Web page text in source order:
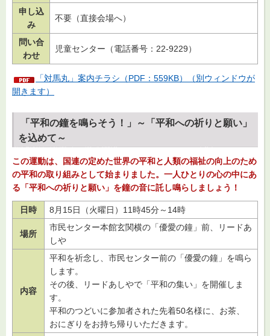
申し込
み
不要（直接会場へ）
問い合
わせ
児童センター（電話番号：22-9229）
「対馬丸」案内チラシ（PDF：559KB）（別ウィンドウが
開きます）
「平和の鐘を鳴らそう！」～「平和への祈りと願い」
を込めて～
この運動は、国連の定めた世界の平和と人類の福祉の向上のため
の平和の取り組みとして始まりました。一人ひとりの心の中にあ
る「平和への祈りと願い」を鐘の音に託し鳴らしましょう！
日時 8月15日（火曜日）11時45分～14時
場所
市民センター本館玄関横の「優愛の鐘」前、リードあ
しや
内容
平和を祈念し、市民センター前の「優愛の鐘」を鳴ら
します。
その後、リードあしやで「平和の集い」を開催しま
す。
平和のつどいに参加者された先着50名様に、お茶、
おにぎりをお持ち帰りいただきます。